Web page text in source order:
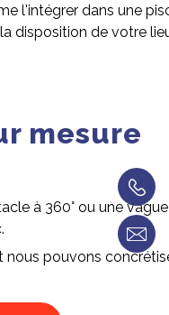
l'intégrer dans
disposition de votre
mesure
à 360° ou une
pouvons